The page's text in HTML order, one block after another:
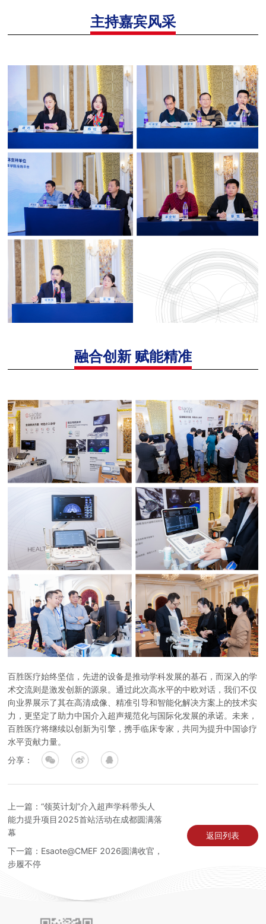
主持嘉宾风采
融合创新 赋能精准
百胜医疗始终坚信，先进的设备是推动学科发展的基石，而深入的学
术交流则是激发创新的源泉。通过此次高水平的中欧对话，我们不仅
向业界展示了其在高清成像、精准引导和智能化解决方案上的技术实
力，更坚定了助力中国介入超声规范化与国际化发展的承诺。未来，
百胜医疗将继续以创新为引擎，携手临床专家，共同为提升中国诊疗
水平贡献力量。
分享：
上一篇：“领英计划”介入超声学科带头人
能力提升项目2025首站活动在成都圆满落
幕
下一篇：Esaote@CMEF 2026圆满收官，
步履不停
返回列表